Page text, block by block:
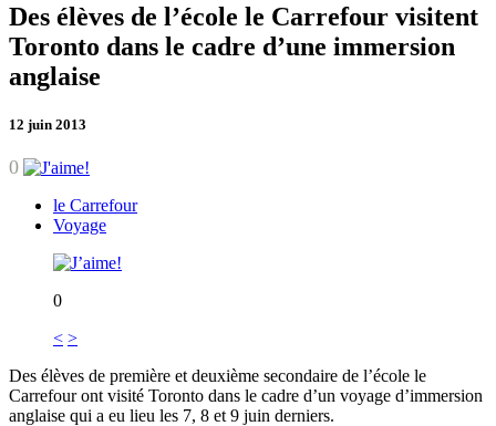
Des élèves de l’école le Carrefour visitent
Toronto dans le cadre d’une immersion
anglaise
12 juin 2013
0
le Carrefour
Voyage
0
< >
Des élèves de première et deuxième secondaire de l’école le
Carrefour ont visité Toronto dans le cadre d’un voyage d’immersion
anglaise qui a eu lieu les 7, 8 et 9 juin derniers.